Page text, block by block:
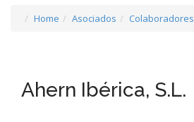
Home Asociados Colaboradores
Ahern Ibérica, S.L.